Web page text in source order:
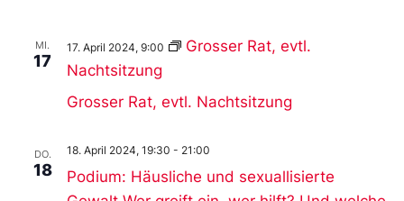
MI.
17
Grosser Rat, evtl. Nachtsitzung
17. April 2024, 9:00
Grosser Rat, evtl.
Nachtsitzung
DO.
18
Podium: Häusliche und sexuallisierte
18. April 2024, 19:30 - 21:00